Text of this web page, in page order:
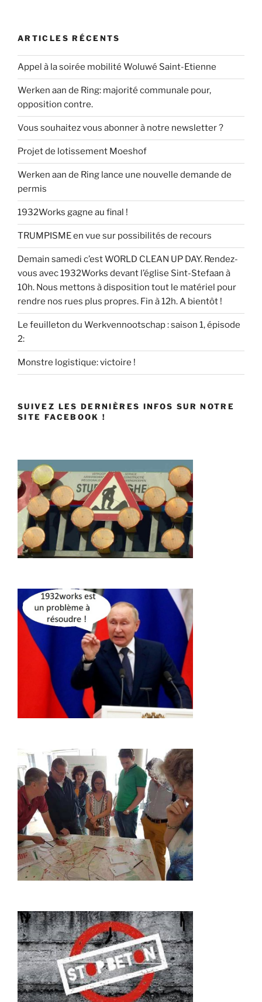
ARTICLES RÉCENTS
Appel à la soirée mobilité Woluwé Saint-Etienne
Werken aan de Ring: majorité communale pour,
opposition contre.
Vous souhaitez vous abonner à notre newsletter ?
Projet de lotissement Moeshof
Werken aan de Ring lance une nouvelle demande de
permis
1932Works gagne au final !
TRUMPISME en vue sur possibilités de recours
Demain samedi c’est WORLD CLEAN UP DAY. Rendez-
vous avec 1932Works devant l’église Sint-Stefaan à
10h. Nous mettons à disposition tout le matériel pour
rendre nos rues plus propres. Fin à 12h. A bientôt !
Le feuilleton du Werkvennootschap : saison 1, épisode
2:
Monstre logistique: victoire !
SUIVEZ LES DERNIÈRES INFOS SUR NOTRE
SITE FACEBOOK !